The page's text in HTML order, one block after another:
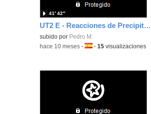
UT2 E - Reacciones de Precipitación
Contenido educativo.
subido por Pedro M.
41′ 42″
-hace 10 meses -Idioma:
-15 visualizaciones